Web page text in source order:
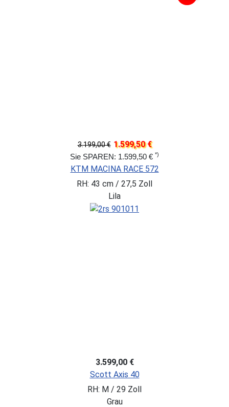
3.199,00 € 1.599,50 €
Sie SPAREN: 1.599,50 € *)
KTM MACINA RACE 572
RH: 43 cm / 27,5 Zoll
Lila
3.599,00 €
Scott Axis 40
RH: M / 29 Zoll
Grau